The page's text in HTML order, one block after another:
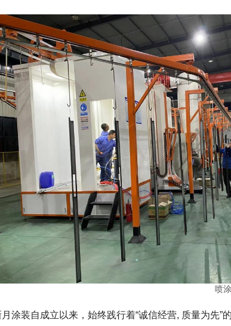
喷
月涂装自成立以来，始终践行着“诚信经营, 质量为先”